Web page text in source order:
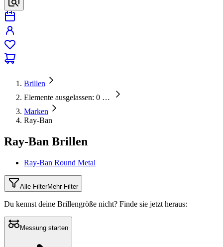
Brillen
Elemente ausgelassen: 0 …
Marken
Ray-Ban
Ray-Ban Brillen
Ray-Ban Round Metal
Alle FilterMehr Filter
Du kennst deine Brillengröße nicht? Finde sie jetzt heraus:
Messung starten